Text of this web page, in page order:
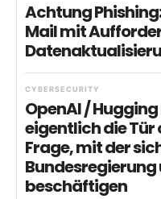
Achtung
Mail mit
CYBERSECURITY
OpenAI /
eigentlich die Tür
Frage, mit der
beschäftigen